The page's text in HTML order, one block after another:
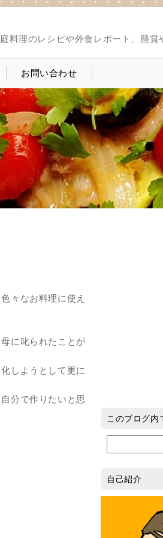
料理のレシピや外食レポート、懸
お問い合わせ
々なお料理に使え
に叱られたことが
しようとして更に
分で作りたいと思
このブログ内
自己紹介